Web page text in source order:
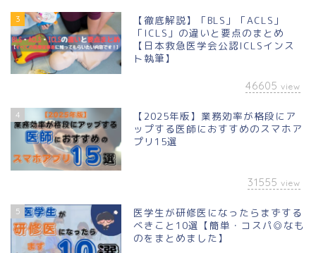
3
【徹底解説】「BLS」「ACLS」
「ICLS」の違いと要点のまとめ
【日本救急医学会公認ICLSインス
ト執筆】
46605 view
4
【2025年版】業務効率が格段にア
ップする医師におすすめのスマホア
プリ15選
31555 view
5
医学生が研修医になったらまずする
べきこと10選【簡単・コスパ◎なも
のをまとめました】